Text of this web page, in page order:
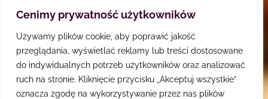
Cenimy prywatność użytkowników
Używamy plików cookie, aby poprawić jakość
przeglądania, wyświetlać reklamy lub treści dostosowane
do indywidualnych potrzeb użytkowników oraz analizować
ruch na stronie. Kliknięcie przycisku „Akceptuj wszystkie”
oznacza zgodę na wykorzystywanie przez nas plików